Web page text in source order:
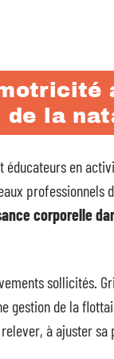
de la
éducateurs en
professionnels
corporelle
sollicités.
gestion de la
à ajuster